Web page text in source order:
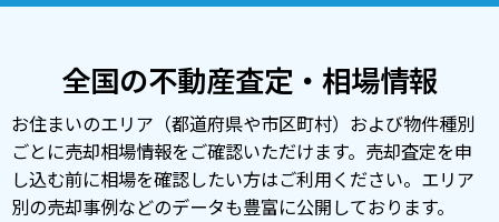
全国の不動産査定・相場情報
お住まいのエリア（都道府県や市区町村）および物件種別
ごとに売却相場情報をご確認いただけます。売却査定を申
し込む前に相場を確認したい方はご利用ください。エリア
別の売却事例などのデータも豊富に公開しております。